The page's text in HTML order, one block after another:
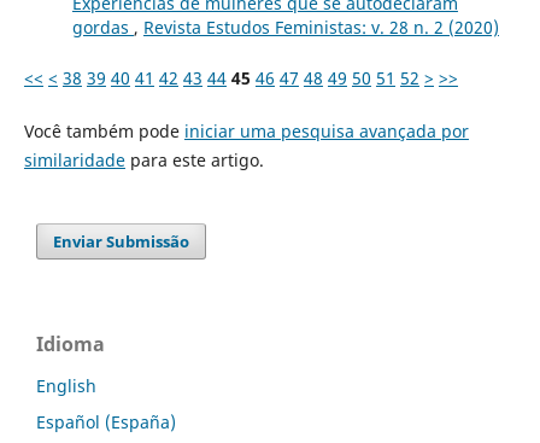
gordas , Revista Estudos Feministas: v. 28 n. 2 (2020)
<< < 38 39 40 41 42 43 44 45 46 47 48 49 50 51 52 > >>
Você também pode iniciar uma pesquisa avançada por
similaridadepara este artigo.
Enviar Submissão
Idioma
English
Español (España)